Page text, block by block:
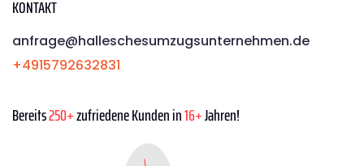
KONTAKT
anfrage@halleschesumzugsunternehmen.de
+4915792632831
Bereits250+zufriedene Kunden in16+Jahren!